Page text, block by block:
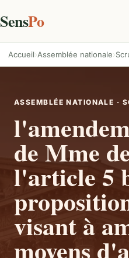
SensPo
Accueil Assemblée nationale
ASSEMBLÉE NATIONALE ·
de Mme
l'article 5
visant à
moyens